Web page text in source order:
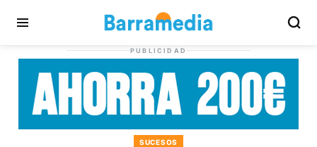
PUBLICIDAD
SUCESOS